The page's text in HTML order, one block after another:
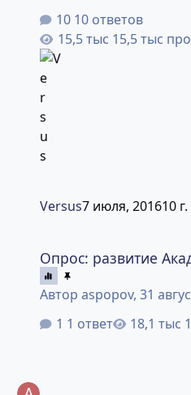
10 ответов
15,5 тыс
Versus7 июля, 201610 г.
Опрос: развитие
Автор aspopov, 31
1 ответ